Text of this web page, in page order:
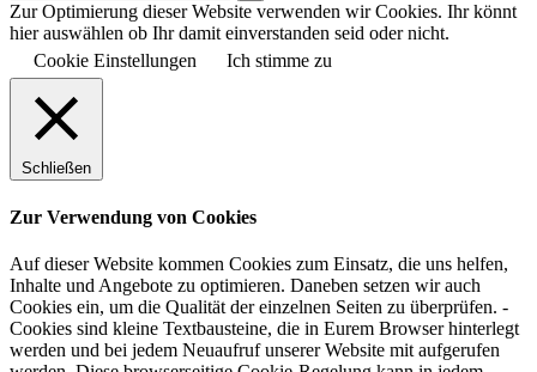
Zur Optimierung dieser Website verwenden wir Cookies. Ihr könnt
hier auswählen ob Ihr damit einverstanden seid oder nicht.
Cookie Einstellungen
Ich stimme zu
Schließen
Zur Verwendung von Cookies
Auf dieser Website kommen Cookies zum Einsatz, die uns helfen,
Inhalte und Angebote zu optimieren. Daneben setzen wir auch
Cookies ein, um die Qualität der einzelnen Seiten zu überprüfen. -
Cookies sind kleine Textbausteine, die in Eurem Browser hinterlegt
werden und bei jedem Neuaufruf unserer Website mit aufgerufen